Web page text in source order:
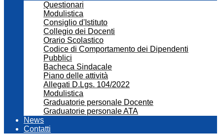
Questionari
Modulistica
Consiglio d'Istituto
Collegio dei Docenti
Orario Scolastico
Codice di Comportamento dei Dipendenti
Pubblici
Bacheca Sindacale
Piano delle attività
Allegati D.Lgs. 104/2022
Modulistica
Graduatorie personale Docente
Graduatorie personale ATA
News
Contatti